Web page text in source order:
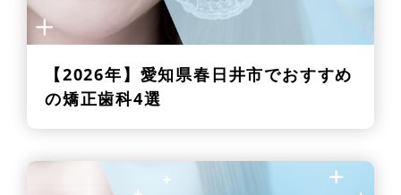
【2026年】 愛知県春日井市でおすすめ
の矯正歯科4選